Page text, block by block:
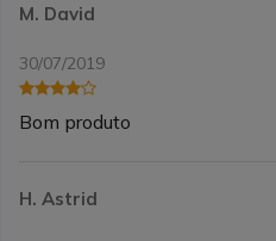
M. David
30/07/2019
Bom produto
H. Astrid